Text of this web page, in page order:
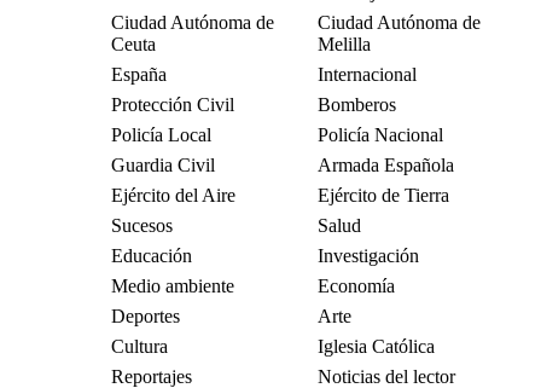
Ciudad Autónoma de
Ceuta
Ciudad Autónoma de
Melilla
España
Internacional
Protección Civil
Bomberos
Policía Local
Policía Nacional
Guardia Civil
Armada Española
Ejército del Aire
Ejército de Tierra
Sucesos
Salud
Educación
Investigación
Medio ambiente
Economía
Deportes
Arte
Cultura
Iglesia Católica
Reportajes
Noticias del lector